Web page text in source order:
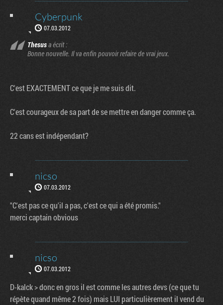
Cyberpunk
07.03.2012
Thesusa écrit :
Bonne nouvelle. Il va enfin pouvoir refaire de vrai jeux.
C'est EXACTEMENT ce que je me suis dit.
C'est courageux de sa part de se mettre en danger comme ça.
22 cans est indépendant?
nicso
07.03.2012
"C'est pas ce qu'il a pas, c'est ce qui a été promis."
merci captain obvious
nicso
07.03.2012
D-kalck > donc en gros il est comme les autres devs (ce que tu
répète quand même 2 fois) mais LUI particulièrement il vend du